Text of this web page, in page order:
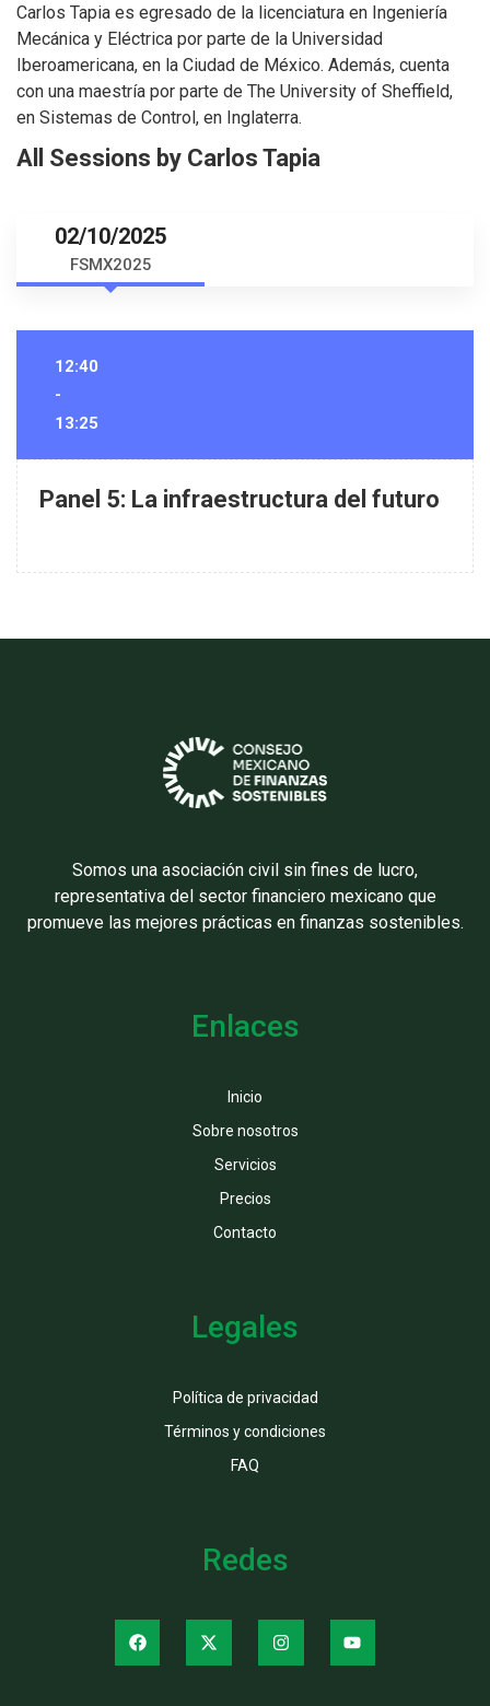
Carlos Tapia es egresado de la licenciatura en Ingeniería
Mecánica y Eléctrica por parte de la Universidad
Iberoamericana, en la Ciudad de México. Además, cuenta
con una maestría por parte de The University of Sheffield,
en Sistemas de Control, en Inglaterra.
All Sessions by Carlos Tapia
02/10/2025
FSMX2025
12:40
-
13:25
Panel 5: La infraestructura del futuro
Somos una asociación civil sin fines de lucro,
representativa del sector financiero mexicano que
promueve las mejores prácticas en finanzas sostenibles.
Enlaces
Inicio
Sobre nosotros
Servicios
Precios
Contacto
Legales
Política de privacidad
Términos y condiciones
FAQ
Redes